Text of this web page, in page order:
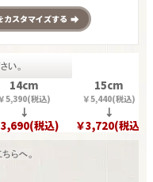
14cm
5,390(税込)
↓
3,690(税込)
15cm
￥5,440(税込)
↓
￥3,720(税込)
カスタマイズする